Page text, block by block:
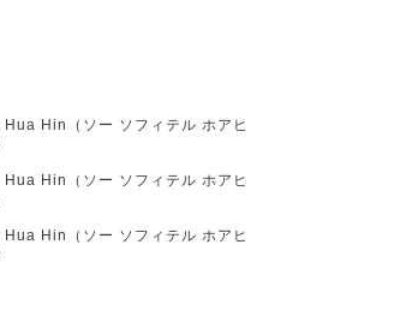
Hin（ソー ソフィテル ホアヒ
Hin（ソー ソフィテル ホアヒ
Hin（ソー ソフィテル ホアヒ